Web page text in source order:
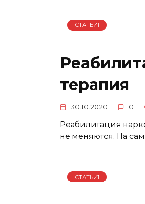
СТАТЬИ1
терапия
30.10.2020 0
Реабилитация
не меняются. На
СТАТЬИ1